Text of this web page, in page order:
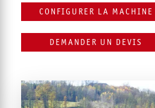
CONFIGURER LA MACHINE